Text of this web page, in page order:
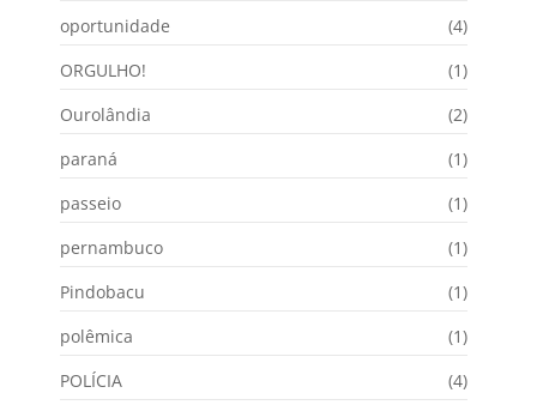
oportunidade
(4)
ORGULHO!
(1)
Ourolândia
(2)
paraná
(1)
passeio
(1)
pernambuco
(1)
Pindobacu
(1)
polêmica
(1)
POLÍCIA
(4)